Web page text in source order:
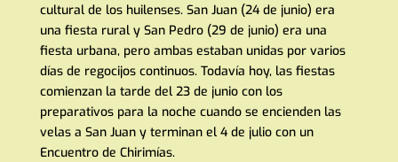
cultural de los huilenses. San Juan (24 de junio) era
una fiesta rural y San Pedro (29 de junio) era una
fiesta urbana, pero ambas estaban unidas por varios
días de regocijos continuos. Todavía hoy, las fiestas
comienzan la tarde del 23 de junio con los
preparativos para la noche cuando se encienden las
velas a San Juan y terminan el 4 de julio con un
Encuentro de Chirimías.